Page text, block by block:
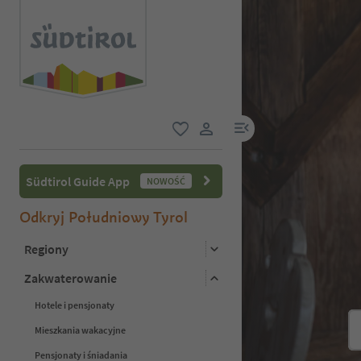
link użytkownika
link menu
Südtirol Guide App NOWOŚĆ
Odkryj Południowy Tyrol
Regiony
Zakwaterowanie
Hotele i pensjonaty
Mieszkania wakacyjne
Pensjonaty i śniadania